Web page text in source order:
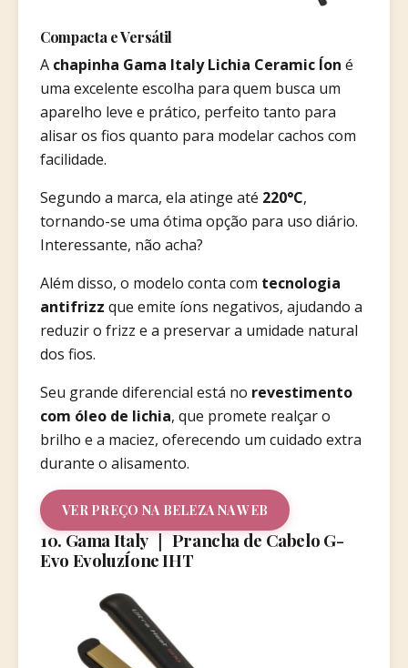
Compacta e Versátil
A chapinha Gama Italy Lichia Ceramic Íon é
uma excelente escolha para quem busca um
aparelho leve e prático, perfeito tanto para
alisar os fios quanto para modelar cachos com
facilidade.
Segundo a marca, ela atinge até 220°C,
tornando-se uma ótima opção para uso diário.
Interessante, não acha?
Além disso, o modelo conta com tecnologia
antifrizz que emite íons negativos, ajudando a
reduzir o frizz e a preservar a umidade natural
dos fios.
Seu grande diferencial está no revestimento
com óleo de lichia, que promete realçar o
brilho e a maciez, oferecendo um cuidado extra
durante o alisamento.
VER PREÇO NA BELEZA NA WEB
10. Gama Italy ｜ Prancha de Cabelo G-
Evo EvoluzÍone IHT